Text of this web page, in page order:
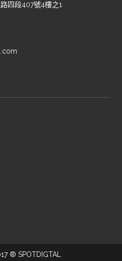
四段407號4樓之1
® SPOTDIGTAL